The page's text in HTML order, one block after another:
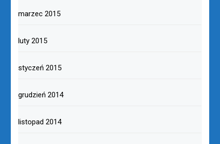
marzec 2015
luty 2015
styczeń 2015
grudzień 2014
listopad 2014